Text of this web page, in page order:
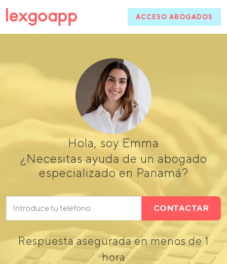
ACCESO ABOGADOS
Hola, soy Emma
¿Necesitas ayuda de un abogado
especializado en Panamá?
CONTACTAR
Respuesta asegurada en menos de 1
hora